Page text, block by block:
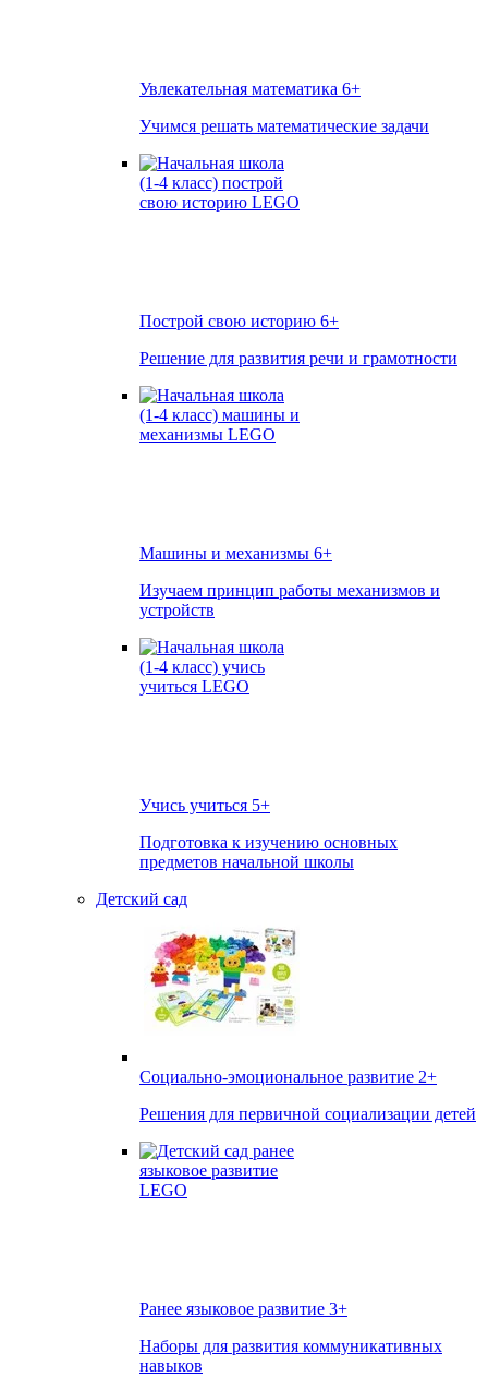
Увлекательная математика 6+
Учимся решать математические задачи
Построй свою историю 6+
Решение для развития речи и грамотности
Машины и механизмы 6+
Изучаем принцип работы механизмов и
устройств
Учись учиться 5+
Подготовка к изучению основных
предметов начальной школы
Детский сад
Социально-эмоциональное развитие 2+
Решения для первичной социализации детей
Ранее языковое развитие 3+
Наборы для развития коммуникативных
навыков